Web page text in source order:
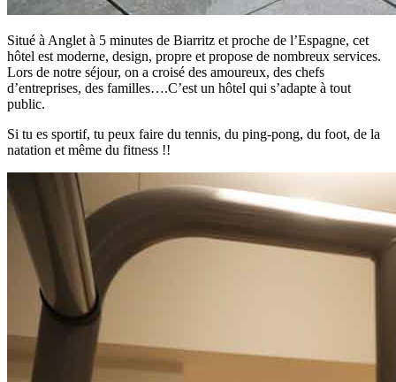
Situé à Anglet à 5 minutes de Biarritz et proche de l’Espagne, cet
hôtel est moderne, design, propre et propose de nombreux services.
Lors de notre séjour, on a croisé des amoureux, des chefs
d’entreprises, des familles….C’est un hôtel qui s’adapte à tout
public.
Si tu es sportif, tu peux faire du tennis, du ping-pong, du foot, de la
natation et même du fitness !!